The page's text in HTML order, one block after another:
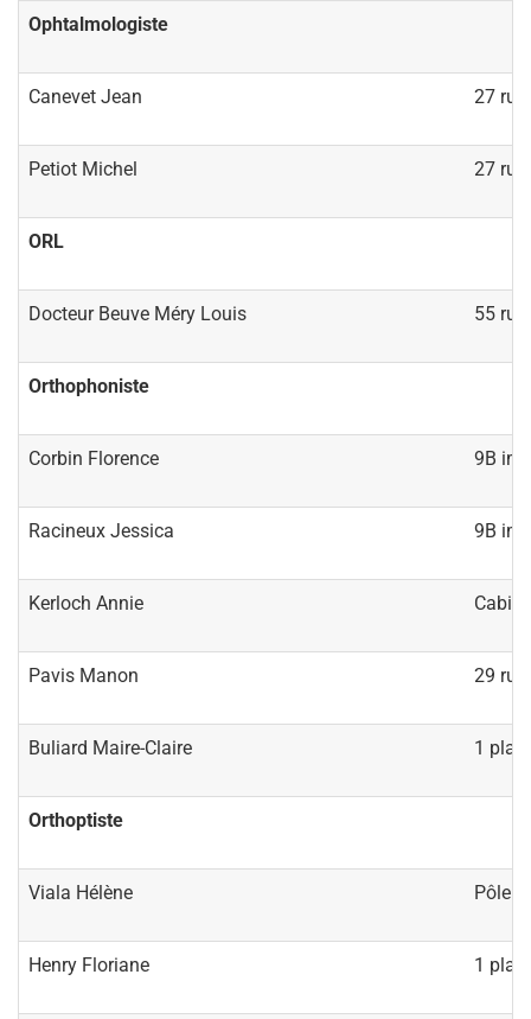
Ophtalmologiste
Canevet Jean 27
Petiot Michel 27
ORL
Docteur Beuve Méry Louis 55
Orthophoniste
Corbin Florence 9B
Racineux Jessica 9B
Kerloch Annie
Pavis Manon 29 rue
Buliard Maire-Claire 1
Orthoptiste
Viala Hélène Pôle
Henry Floriane 1